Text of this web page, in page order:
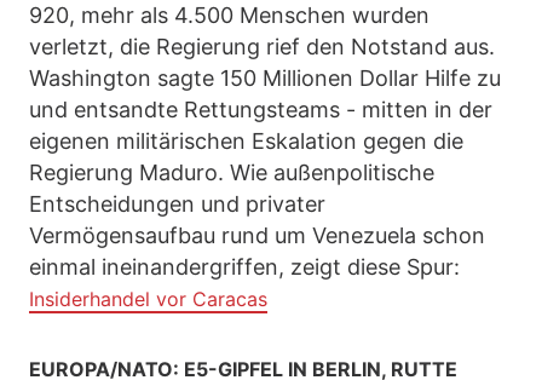
920, mehr als 4.500 Menschen wurden
verletzt, die Regierung rief den Notstand aus.
Washington sagte 150 Millionen Dollar Hilfe zu
und entsandte Rettungsteams - mitten in der
eigenen militärischen Eskalation gegen die
Regierung Maduro. Wie außenpolitische
Entscheidungen und privater
Vermögensaufbau rund um Venezuela schon
einmal ineinandergriffen, zeigt diese Spur:
Insiderhandel vor Caracas
EUROPA/NATO: E5-GIPFEL IN BERLIN, RUTTE